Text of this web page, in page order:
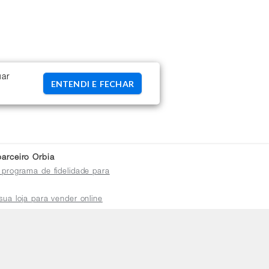
ENTENDI E FECHAR
Orbia
programa de fidelidade para
loja para vender online